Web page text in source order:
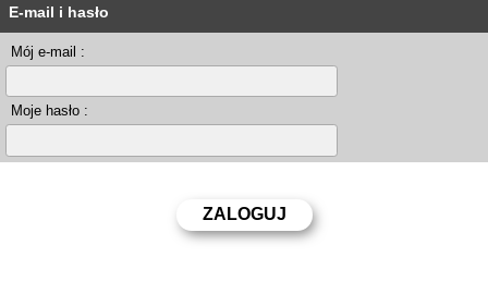
E-mail i hasło
Mój e-mail :
Moje hasło :